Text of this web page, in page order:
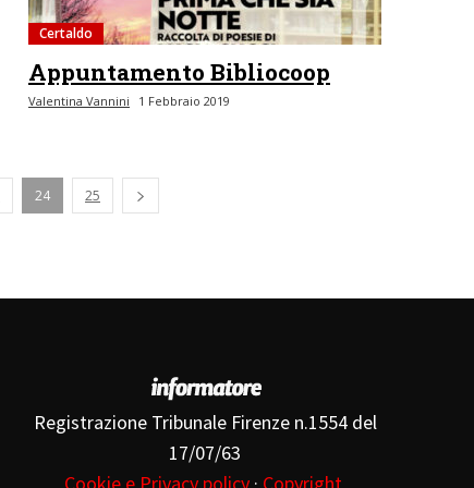
Certaldo
Appuntamento Bibliocoop
Valentina Vannini 1 Febbraio 2019
24 25
Registrazione Tribunale Firenze n.1554 del
17/07/63